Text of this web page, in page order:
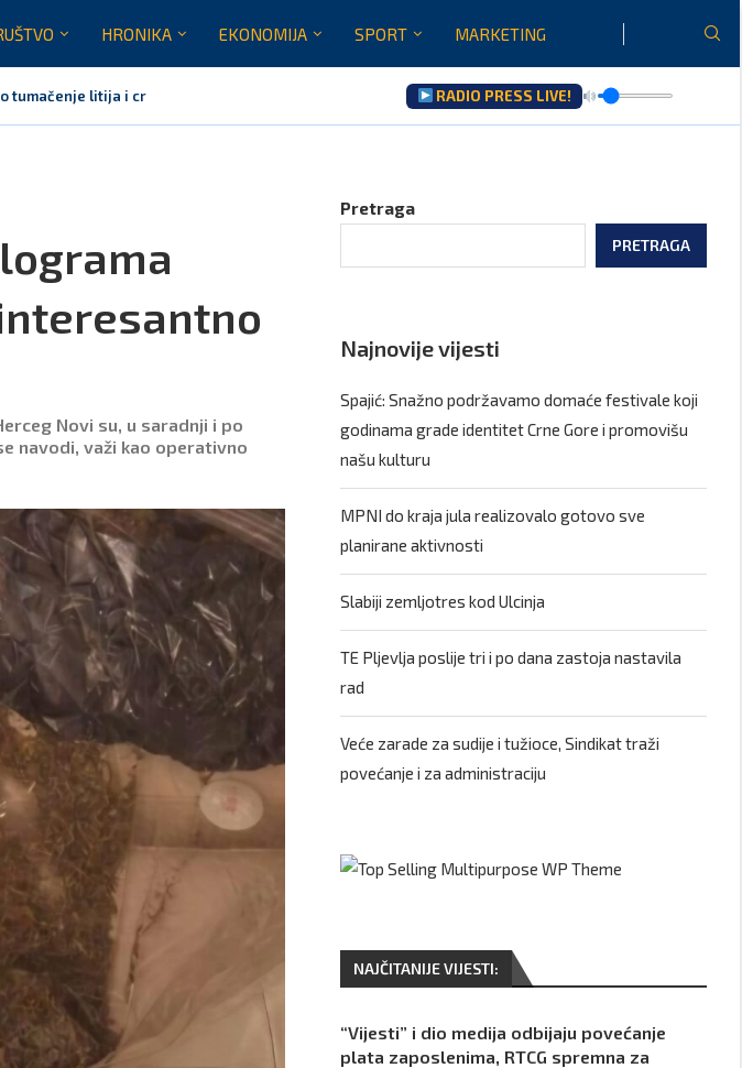
HRONIKA EKONOMIJA SPORT MARKETING
tumačenje litija i crkvenih pitanja
„Oluje“
identiteti međusobno uvažavaju...
više od milijardu eura bruto...
za centre za migrante
RADIO PRESS LIVE!
Novi su, u saradnji i po
navodi, važi kao operativno
Pretraga
PRETRAGA
Najnovije vijesti
Spajić: Snažno podržavamo domaće festivale koji
godinama grade identitet Crne Gore i promovišu
našu kulturu
MPNI do kraja jula realizovalo gotovo sve
planirane aktivnosti
Slabiji zemljotres kod Ulcinja
TE Pljevlja poslije tri i po dana zastoja nastavila
rad
Veće zarade za sudije i tužioce, Sindikat traži
povećanje i za administraciju
NAJČITANIJE VIJESTI:
“Vijesti” i dio medija odbijaju povećanje
plata zaposlenima, RTCG spremna za